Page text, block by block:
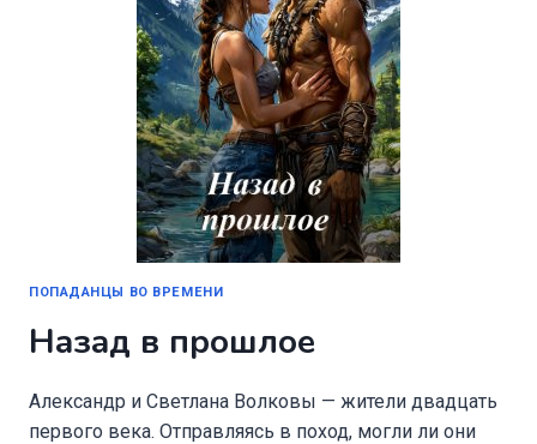
ПОПАДАНЦЫ ВО ВРЕМЕНИ
Назад в прошлое
Александр и Светлана Волковы — жители двадцать
первого века. Отправляясь в поход, могли ли они